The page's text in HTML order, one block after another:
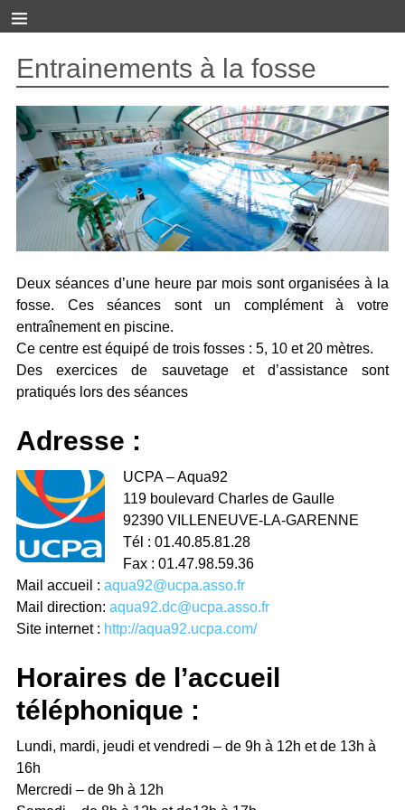
Entrainements à la fosse
Deux séances d’une heure par mois sont organisées à la
fosse. Ces séances sont un complément à votre
entraînement en piscine.
Ce centre est équipé de trois fosses : 5, 10 et 20 mètres.
Des exercices de sauvetage et d’assistance sont
pratiqués lors des séances
Adresse :
UCPA – Aqua92
119 boulevard Charles de Gaulle
92390 VILLENEUVE-LA-GARENNE
Tél : 01.40.85.81.28
Fax : 01.47.98.59.36
Mail accueil : aqua92@ucpa.asso.fr
Mail direction: aqua92.dc@ucpa.asso.fr
Site internet : http://aqua92.ucpa.com/
Horaires de l’accueil
téléphonique :
Lundi, mardi, jeudi et vendredi – de 9h à 12h et de 13h à
16h
Mercredi – de 9h à 12h